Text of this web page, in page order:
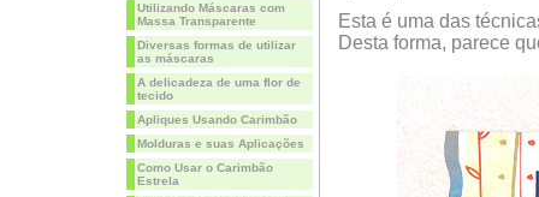
Utilizando Máscaras com
Massa Transparente
Diversas formas de utilizar
as máscaras
A delicadeza de uma flor de
tecido
Apliques Usando Carimbão
Molduras e suas Aplicações
Como Usar o Carimbão
Estrela
Esta é uma das
Desta forma, parece